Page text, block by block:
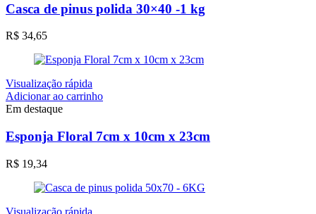
Casca de pinus polida 30×40 -1 kg
R$ 34,65
Visualização rápida
Adicionar ao carrinho
Em destaque
Esponja Floral 7cm x 10cm x 23cm
R$ 19,34
Visualização rápida